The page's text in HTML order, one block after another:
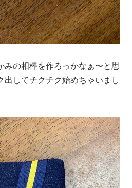
みの相棒を作ろっかなぁ〜と思
してチクチク始めちゃいまし